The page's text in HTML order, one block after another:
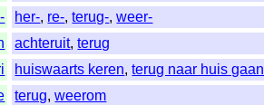
her-, re-,terug-,weer-
achteruit,terug
huiswaarts keren,terug naar huis gaan
terug,weerom